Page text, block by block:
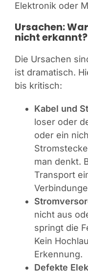
Elektronik oder
Ursachen:
nicht erkannt?
Die Ursachen
ist dramatisch.
bis kritisch:
Kabel und
loser oder
oder ein
man denkt.
Transport
nicht aus
springt die
Kein
Erkennung.
Defekte